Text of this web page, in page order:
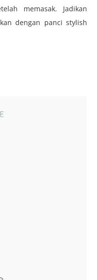
memasak. Jadikan
dengan panci stylish